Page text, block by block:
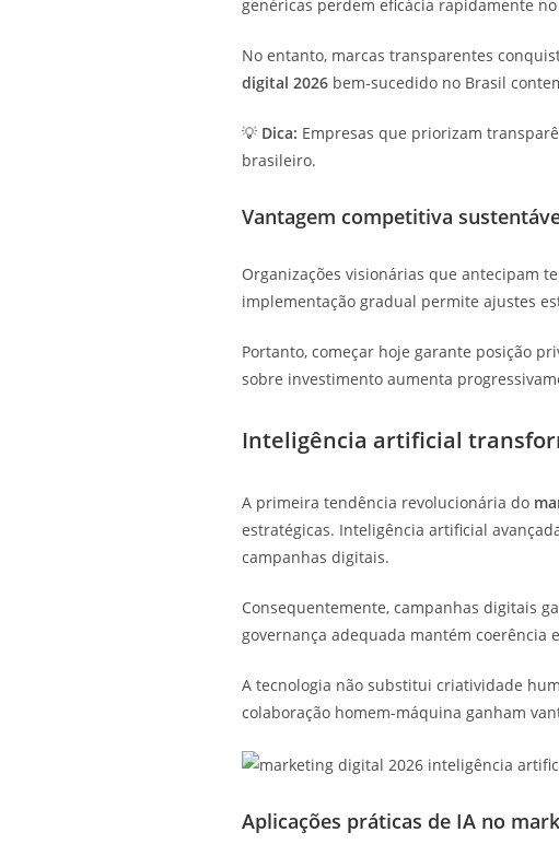
genéricas perdem eficácia rapidamente
No entanto, marcas transparentes
digital 2026bem-sucedido no Brasil
💡 Dica: Empresas que priorizam
brasileiro.
Vantagem competitiva
Organizações visionárias que antecipam
implementação gradual permite ajustes
Portanto, começar hoje garante posição
sobre investimento aumenta
Inteligência artificial
A primeira tendência revolucionária do
estratégicas. Inteligência artificial
campanhas digitais.
Consequentemente, campanhas digitais
governança adequada mantém
A tecnologia não substitui criatividade
colaboração homem-máquina ganham
Aplicações práticas de IA no